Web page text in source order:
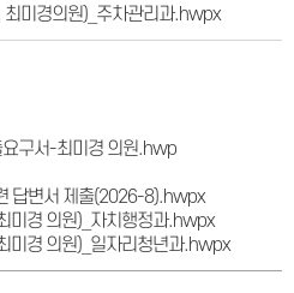
미경의원)_주차관리과.hwpx
구서-최미경 의원.hwp
답변서 제출(2026-8).hwpx
미경 의원)_자치행정과.hwpx
미경 의원)_일자리청년과.hwpx